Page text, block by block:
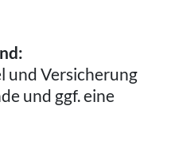
und Versicherung
und ggf. eine